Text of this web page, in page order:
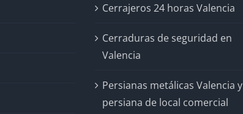
Cerrajeros 24 horas Valencia
Cerraduras de seguridad en
Valencia
Persianas metálicas Valencia y
persiana de local comercial